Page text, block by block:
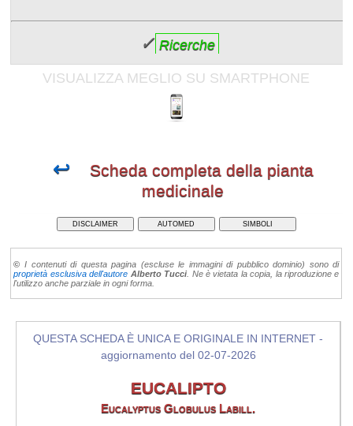
✓ Ricerche
VISUALIZZA MEGLIO SU SMARTPHONE
↩ Scheda completa della pianta
medicinale
DISCLAIMER AUTOMED SIMBOLI
© I contenuti di questa pagina (escluse le immagini di pubblico dominio) sono di
proprietà esclusiva dell'autore Alberto Tucci . Ne è vietata la copia, la riproduzione e
l'utilizzo anche parziale in ogni forma.
QUESTA SCHEDA È UNICA E ORIGINALE IN INTERNET -
aggiornamento del 02-07-2026
EUCALIPTO
Eucalyptus Globulus Labill.